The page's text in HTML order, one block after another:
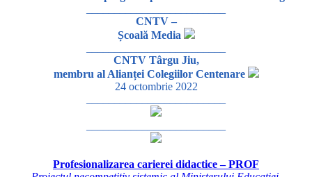
CNTV –
Școală Media
CNTV Târgu Jiu,
membru al Alianței Colegiilor Centenare
24 octombrie 2022
Profesionalizarea carierei didactice – PROF